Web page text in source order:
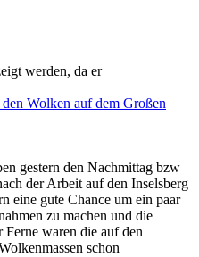
werden, da er
Wolken auf dem Großen
gestern den Nachmittag bzw
der Arbeit auf den Inselsberg
eine gute Chance um ein paar
zu machen und die
Ferne waren die auf den
schon